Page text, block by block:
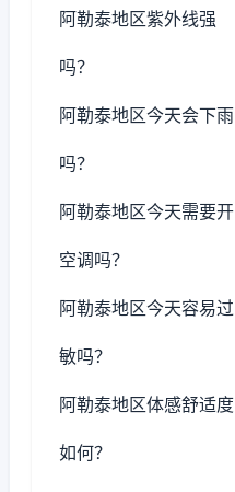
阿勒泰地区紫外线强
吗？
阿勒泰地区今天会下雨
吗？
阿勒泰地区今天需要开
空调吗？
阿勒泰地区今天容易过
敏吗？
阿勒泰地区体感舒适度
如何？